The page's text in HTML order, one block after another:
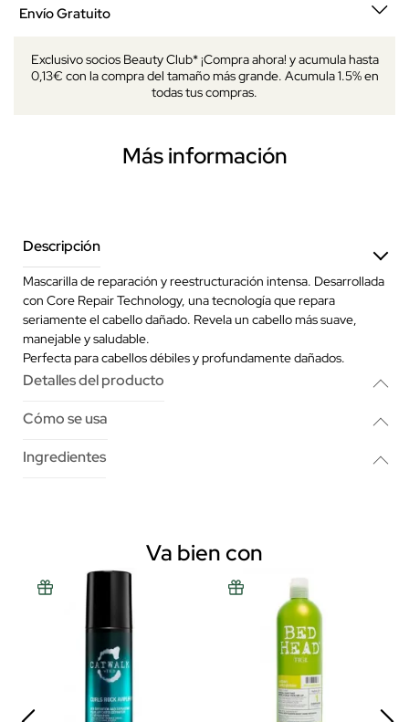
Envío Gratuito
Exclusivo socios Beauty Club* ¡Compra ahora! y acumula hasta
0,13€ con la compra del tamaño más grande. Acumula 1.5% en
todas tus compras.
Más información
Descripción
Mascarilla de reparación y reestructuración intensa. Desarrollada
con Core Repair Technology, una tecnología que repara
seriamente el cabello dañado. Revela un cabello más suave,
manejable y saludable.
Perfecta para cabellos débiles y profundamente dañados.
Detalles del producto
Cómo se usa
Ingredientes
Va bien con